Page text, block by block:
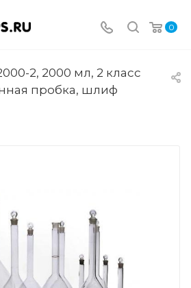
0
2, 2000 мл, 2 класс
пробка, шлиф